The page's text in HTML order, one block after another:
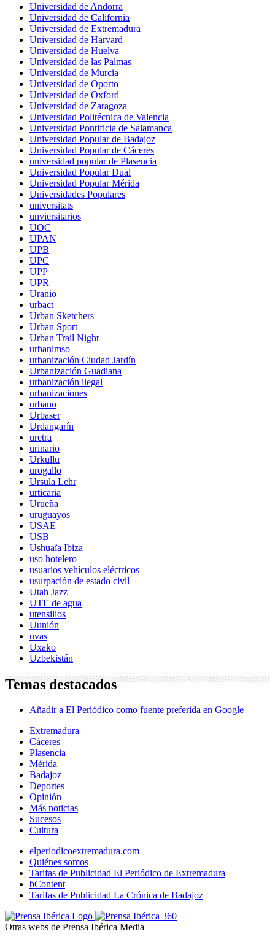
Universidad de Andorra
Universidad de California
Universidad de Extremadura
Universidad de Harvard
Universidad de Huelva
Universidad de las Palmas
Universidad de Murcia
Universidad de Oporto
Universidad de Oxford
Universidad de Zaragoza
Universidad Politécnica de Valencia
Universidad Pontificia de Salamanca
Universidad Popular de Badajoz
Universidad Popular de Cáceres
universidad popular de Plasencia
Universidad Popular Dual
Universidad Popular Mérida
Universidades Populares
universitats
unviersitarios
UOC
UPAN
UPB
UPC
UPP
UPR
Uranio
urbact
Urban Sketchers
Urban Sport
Urban Trail Night
urbanimso
urbanización Ciudad Jardín
Urbanización Guadiana
urbanización ilegal
urbanizaciones
urbano
Urbaser
Urdangarín
uretra
urinario
Urkullu
urogallo
Ursula Lehr
urticaria
Urueña
uruguayos
USAE
USB
Ushuaïa Ibiza
uso hotelero
usuarios vehículos eléctricos
usurpación de estado civil
Utah Jazz
UTE de agua
utensilios
Uunión
uvas
Uxako
Uzbekistán
Temas destacados
Añadir a El Periódico como fuente preferida en Google
Extremadura
Cáceres
Plasencia
Mérida
Badajoz
Deportes
Opinión
Más noticias
Sucesos
Cultura
elperiodicoextremadura.com
Quiénes somos
Tarifas de Publicidad El Periódico de Extremadura
bContent
Tarifas de Publicidad La Crónica de Badajoz
Otras webs de Prensa Ibérica Media